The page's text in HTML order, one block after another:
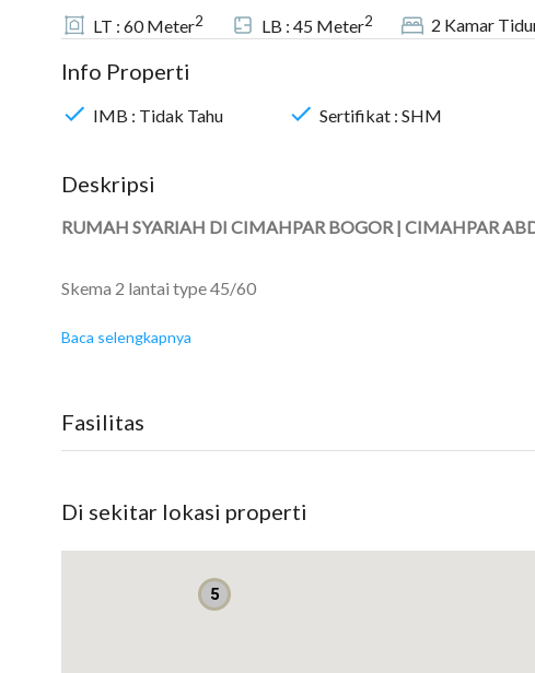
LT : 60Meter2 LB : 45 Meter2 2 Kamar
Info Properti
IMB : Tidak Tahu Sertifikat : SHM
Deskripsi
RUMAH SYARIAH DI CIMAHPAR BOGOR | CIMAHPAR
Skema 2 lantai type 45/60
SKEMA PEMBAYARAN 100% SYARIAH
5 menit ke pusat kuliner Pandu Raya
Baca selengkapnya
Fasilitas
Di sekitar lokasi properti
5